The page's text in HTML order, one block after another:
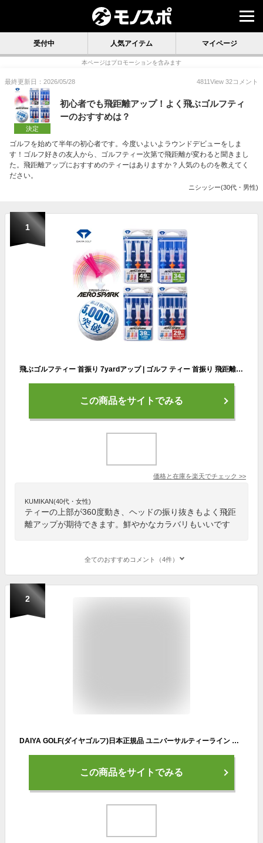
受付中 人気アイテム マイページ
本ページはプロモーションを含みます
最終更新日：2026/05/28 4811View 32コメント
決定
初心者でも飛距離アップ！よく飛ぶゴルフティ
ーのおすすめは？
ゴルフを始めて半年の初心者です。今度いよいよラウンドデビューをしま
す！ゴルフ好きの友人から、ゴルフティー次第で飛距離が変わると聞きまし
た。飛距離アップにおすすめのティーはありますか？人気のものを教えてく
ださい。
ニシッシー(30代・男性)
1
飛ぶゴルフティー 首振り 7yardアップ | ゴルフ ティー 首振り 飛距離 振り抜き 飛ぶ 人気 折れない なくならない 紫外線 UV プレゼント ダイヤゴルフ エキストラロング ロング セミロング レギュラー カラー | エアロスパークティー
この商品をサイトでみる
価格と在庫を楽天でチェック >>
KUMIKAN(40代・女性)
ティーの上部が360度動き、ヘッドの振り抜きもよく飛距
離アップが期待できます。鮮やかなカラバリもいいです
全てのおすすめコメント（4件）
2
DAIYA GOLF(ダイヤゴルフ)日本正規品 ユニバーサルティーライン ゴルフティー 「全長78mm(10本入) TE-448」 【あす楽対応】
この商品をサイトでみる